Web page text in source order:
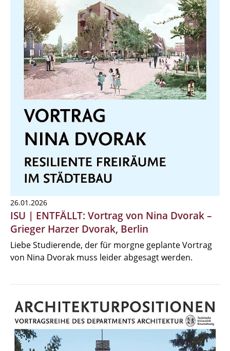
26.01.2026
ISU | ENTFÄLLT: Vortrag von Nina Dvorak –
Grieger Harzer Dvorak, Berlin
Liebe Studierende, der für morgne geplante Vortrag
von Nina Dvorak muss leider abgesagt werden.